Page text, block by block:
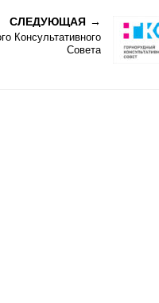
СЛЕДУЮЩАЯ
Консультативного
Совета